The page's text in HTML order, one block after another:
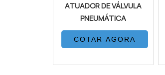
ATUADOR DE VÁLVULA
PNEUMÁTICA
COTAR AGORA